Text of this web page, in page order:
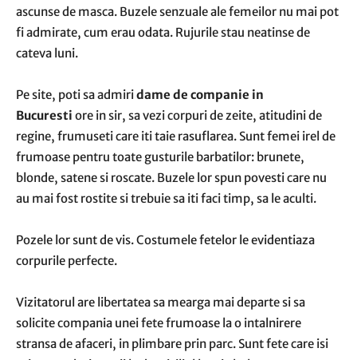
ascunse de masca. Buzele senzuale ale femeilor nu mai pot
fi admirate, cum erau odata. Rujurile stau neatinse de
cateva luni.
Pe site, poti sa admiridame de companie in
Bucuresti ore in sir, sa vezi corpuri de zeite, atitudini de
regine, frumuseti care iti taie rasuflarea. Sunt femei irel de
frumoase pentru toate gusturile barbatilor: brunete,
blonde, satene si roscate. Buzele lor spun povesti care nu
au mai fost rostite si trebuie sa iti faci timp, sa le aculti.
Pozele lor sunt de vis. Costumele fetelor le evidentiaza
corpurile perfecte.
Vizitatorul are libertatea sa mearga mai departe si sa
solicite compania unei fete frumoase la o intalnirere
stransa de afaceri, in plimbare prin parc. Sunt fete care isi